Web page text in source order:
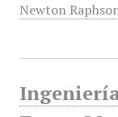
Newton